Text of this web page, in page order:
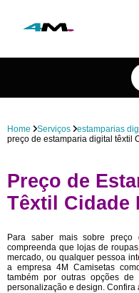
Home Serviços estamparias
preço de estamparia digital têxtil
Preço de
Têxtil Cidade
Para saber mais sobre preço
compreenda que lojas de
mercado, ou qualquer pessoa
a empresa 4M Camisetas
também por outras opções de
personalização e design. Confira